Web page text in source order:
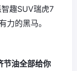
趣SUV瑞虎7
力的黑马。
节油全部给你